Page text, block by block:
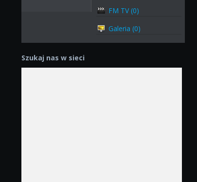
FM TV (0)
Galeria (0)
Szukaj nas w sieci